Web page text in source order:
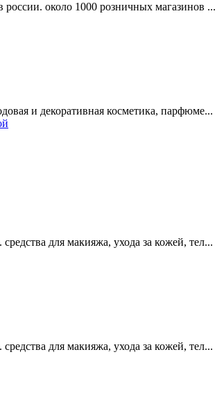
около 1000 розничных магазинов ...
и декоративная косметика, парфюме...
для макияжа, ухода за кожей, тел...
для макияжа, ухода за кожей, тел...